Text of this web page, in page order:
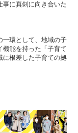
事に真剣に向き合いた
一環として、地域の子
機能を持った「子育て
に根差した子育ての拠